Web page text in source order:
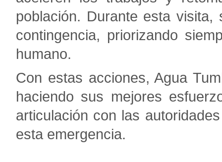
población. Durante esta
contingencia, priorizando
humano.
Con estas acciones, Agua
haciendo sus mejores
articulación con las
esta emergencia.